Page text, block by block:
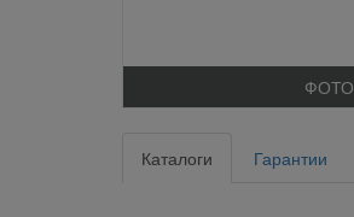
ФОТО
Каталоги Гарантии